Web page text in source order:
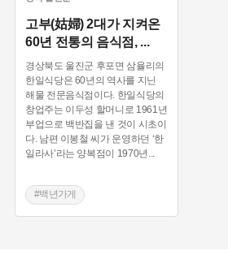
#김마리아
#문화유산 #노원구 #마을
#경기도설화 #강서구
#지명유래 #블루리본
#용인의 전설 #끈기 #산성
#의병활동 #영산포 #수령
#남자현
고부(姑婦) 2대가 지켜온
60년 전통의 음식점, ...
경상북도 울진군 후포면 삼율리의
한일식당은 60년의 역사를 지닌
해물 전문음식점이다. 한일식당의
창업주는 이두성 할머니로 1961년
부업으로 백반집을 낸 것이 시초이
다. 남편 이봉철 씨가 운영하던 ‘한
일라사’라는 양복점이 1970년
#백년가게
#울진 향토음식